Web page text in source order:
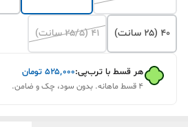
۴۰ (۲۵ سانت) ۴۱ (۲۵/۵ سانت)
هر قسط با ترب‌پی:۵۲۵٬۰۰۰ تومان
۴ قسط ماهانه. بدون سود، چک و ضامن.